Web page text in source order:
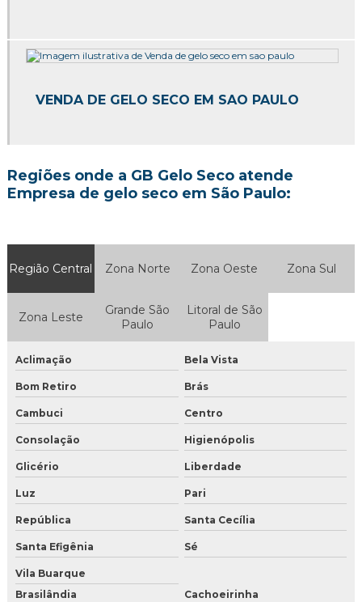
Onde comprar gelo seco
Venda de gelo seco
Distribuidora de gelo seco
Empresa de gelo seco
Gelo seco
Gelo seco a venda
Onde encontrar gelo seco em sp
Gelo seco sp
Gelo seco onde vende
Gelo seco onde comprar sp
VENDA DE GELO SECO EM SAO PAULO
Regiões onde a GB Gelo Seco atende
Empresa de gelo seco em São Paulo:
Região Central Zona Norte Zona Oeste Zona Sul
Zona Leste
Grande São
Paulo
Litoral de São
Paulo
Aclimação Bela Vista
Bom Retiro Brás
Cambuci Centro
Consolação Higienópolis
Glicério Liberdade
Luz Pari
República Santa Cecília
Santa Efigênia Sé
Vila Buarque
Brasilândia
Cachoeirinha